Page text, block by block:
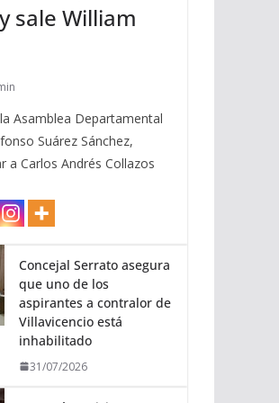
b
a
j
o
a
u
sale William
Asamblea Departamental
Suárez Sánchez,
a Carlos Andrés Collazos
Concejal Serrato asegura
que uno de los
aspirantes a contralor de
Villavicencio está
inhabilitado
31/07/2026